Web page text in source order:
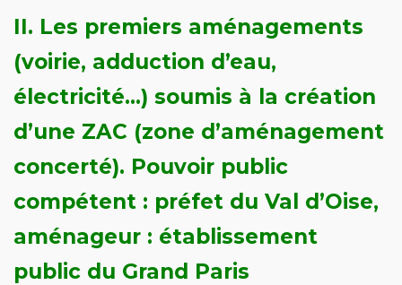
II. Les premiers aménagements
(voirie, adduction d’eau,
électricité…) soumis à la création
d’une ZAC (zone d’aménagement
concerté). Pouvoir public
compétent : préfet du Val d’Oise,
aménageur : établissement
public du Grand Paris